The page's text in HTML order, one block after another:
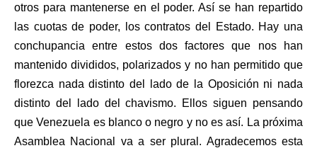
otros para mantenerse en el poder. Así se han repartido
las cuotas de poder, los contratos del Estado. Hay una
conchupancia entre estos dos factores que nos han
mantenido divididos, polarizados y no han permitido que
florezca nada distinto del lado de la Oposición ni nada
distinto del lado del chavismo. Ellos siguen pensando
que Venezuela es blanco o negro y no es así. La próxima
Asamblea Nacional va a ser plural. Agradecemos esta